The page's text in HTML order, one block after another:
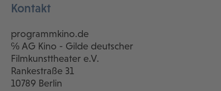
Kontakt
programmkino.de
℅ AG Kino - Gilde deutscher
Filmkunsttheater e.V.
Rankestraße 31
10789 Berlin